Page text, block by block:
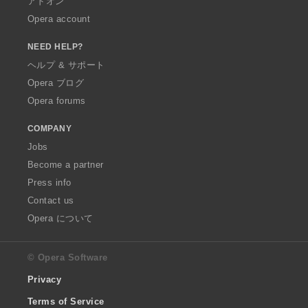
Opera account
NEED HELP?
ヘルプ & サポート
Opera ブログ
Opera forums
COMPANY
Jobs
Become a partner
Press info
Contact us
Opera について
© Opera Software
Privacy
Terms of Service